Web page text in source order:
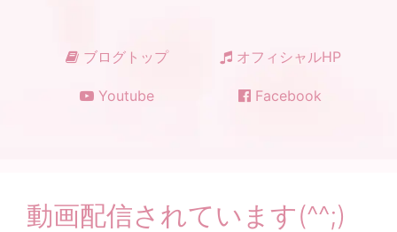
ブログトップ オフィシャルHP
Youtube Facebook
動画配信されています(^^;)